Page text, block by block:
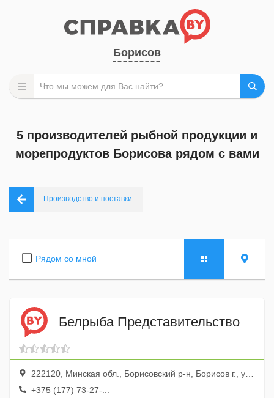
Борисов
5 производителей рыбной продукции и
морепродуктов Борисова рядом с вами
Производство и поставки
Рядом со мной
Белрыба Представительство
222120, Минская обл., Борисовский р-н, Борисов г., ул. 1 Июня, 6
+375 (177) 73-27-...